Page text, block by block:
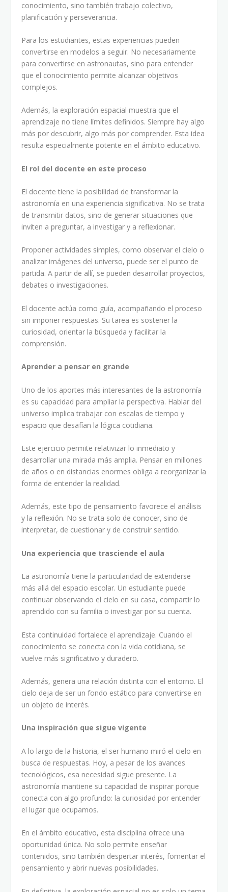
conocimiento, sino también trabajo colectivo,
planificación y perseverancia.
Para los estudiantes, estas experiencias pueden
convertirse en modelos a seguir. No necesariamente
para convertirse en astronautas, sino para entender
que el conocimiento permite alcanzar objetivos
complejos.
Además, la exploración espacial muestra que el
aprendizaje no tiene límites definidos. Siempre hay algo
más por descubrir, algo más por comprender. Esta idea
resulta especialmente potente en el ámbito educativo.
El rol del docente en este proceso
El docente tiene la posibilidad de transformar la
astronomía en una experiencia significativa. No se trata
de transmitir datos, sino de generar situaciones que
inviten a preguntar, a investigar y a reflexionar.
Proponer actividades simples, como observar el cielo o
analizar imágenes del universo, puede ser el punto de
partida. A partir de allí, se pueden desarrollar proyectos,
debates o investigaciones.
El docente actúa como guía, acompañando el proceso
sin imponer respuestas. Su tarea es sostener la
curiosidad, orientar la búsqueda y facilitar la
comprensión.
Aprender a pensar en grande
Uno de los aportes más interesantes de la astronomía
es su capacidad para ampliar la perspectiva. Hablar del
universo implica trabajar con escalas de tiempo y
espacio que desafían la lógica cotidiana.
Este ejercicio permite relativizar lo inmediato y
desarrollar una mirada más amplia. Pensar en millones
de años o en distancias enormes obliga a reorganizar la
forma de entender la realidad.
Además, este tipo de pensamiento favorece el análisis
y la reflexión. No se trata solo de conocer, sino de
interpretar, de cuestionar y de construir sentido.
Una experiencia que trasciende el aula
La astronomía tiene la particularidad de extenderse
más allá del espacio escolar. Un estudiante puede
continuar observando el cielo en su casa, compartir lo
aprendido con su familia o investigar por su cuenta.
Esta continuidad fortalece el aprendizaje. Cuando el
conocimiento se conecta con la vida cotidiana, se
vuelve más significativo y duradero.
Además, genera una relación distinta con el entorno. El
cielo deja de ser un fondo estático para convertirse en
un objeto de interés.
Una inspiración que sigue vigente
A lo largo de la historia, el ser humano miró el cielo en
busca de respuestas. Hoy, a pesar de los avances
tecnológicos, esa necesidad sigue presente. La
astronomía mantiene su capacidad de inspirar porque
conecta con algo profundo: la curiosidad por entender
el lugar que ocupamos.
En el ámbito educativo, esta disciplina ofrece una
oportunidad única. No solo permite enseñar
contenidos, sino también despertar interés, fomentar el
pensamiento y abrir nuevas posibilidades.